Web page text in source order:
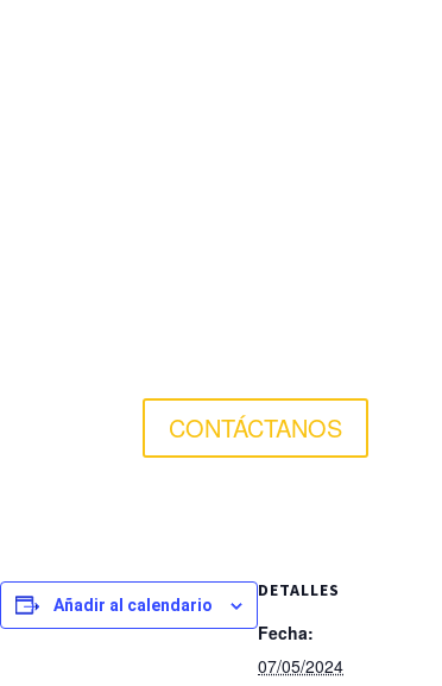
CONTÁCTANOS
Añadir al calendario
DETALLES
Fecha:
07/05/2024